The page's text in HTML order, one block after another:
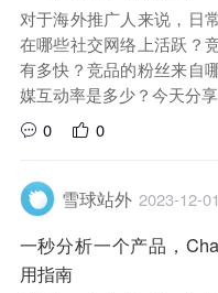
对于海外推广人来说，日
在哪些社交网络上活跃？
有多快？竞品的粉丝来自
媒互动率是多少？今天分
0
0
雪球站外 2023-12-
一秒分析一个产品，
用指南